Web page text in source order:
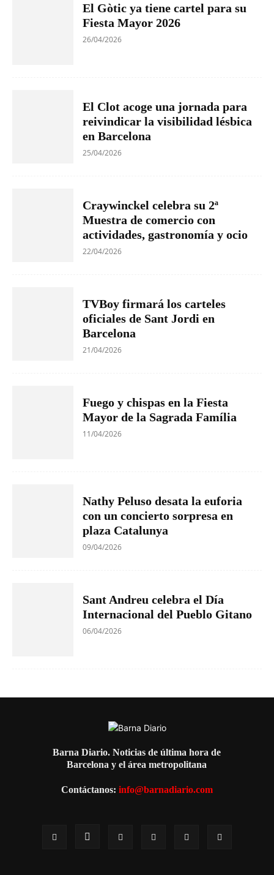
El Gòtic ya tiene cartel para su
Fiesta Mayor 2026
26/04/2026
El Clot acoge una jornada para
reivindicar la visibilidad lésbica
en Barcelona
25/04/2026
Craywinckel celebra su 2ª
Muestra de comercio con
actividades, gastronomía y ocio
22/04/2026
TVBoy firmará los carteles
oficiales de Sant Jordi en
Barcelona
21/04/2026
Fuego y chispas en la Fiesta
Mayor de la Sagrada Família
11/04/2026
Nathy Peluso desata la euforia
con un concierto sorpresa en
plaza Catalunya
09/04/2026
Sant Andreu celebra el Día
Internacional del Pueblo Gitano
06/04/2026
Barna Diario. Noticias de última hora de
Barcelona y el área metropolitana
Contáctanos: info@barnadiario.com